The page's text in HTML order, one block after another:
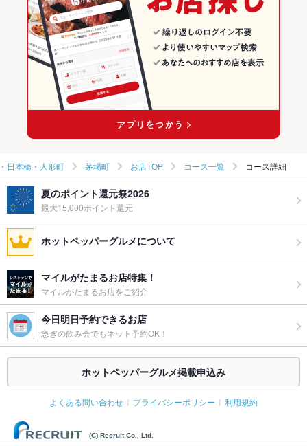
東京・大手町・日本橋・人形町 × ダイニングバー・バル
東京・大手町・日本橋・人形町 × 洋・和洋・各国料理・その他
茅場町駅 × ダイニングバー・バル
茅場町駅 × 洋・和洋・各国料理・その他
東京 × 創作
東京 × ダイニングバー・バル
東京 × 洋・和洋・各国料理・その他
茅場町のグルメランキング
茅場町の居酒屋ランキング
日本橋・人形町 茅場町 お店TOP コース一覧 コース詳細
夏のポイント還元祭2026
最大15,000ポイント還元
ホットペッパーグルメについて
マイルがたまるお店特集！
マイルがたまるお店をご紹介
今日明日予約できるお店
急ぎの飲み会でもネット予約OK！
ホットペッパーグルメ掲載申込み
よくある問い合わせ プライバシーポリシー 利用規約
(C) Recruit Co., Ltd.